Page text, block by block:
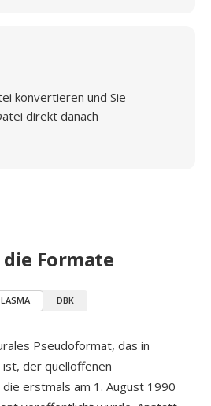
konvertieren und Sie
direkt danach
die Formate
DBK
Pseudoformat, das in
der quelloffenen
erstmals am 1. August 1990